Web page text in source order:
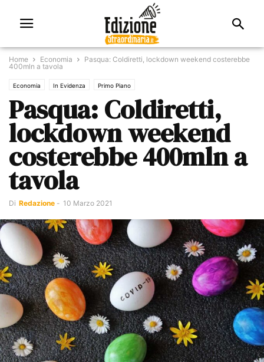
Home Economia
Pasqua: Coldiretti, lockdown weekend costerebbe
400mln a tavola
Economia In Evidenza Primo Piano
Pasqua: Coldiretti,
lockdown weekend
costerebbe 400mln a
tavola
Di Redazione - 10 Marzo 2021